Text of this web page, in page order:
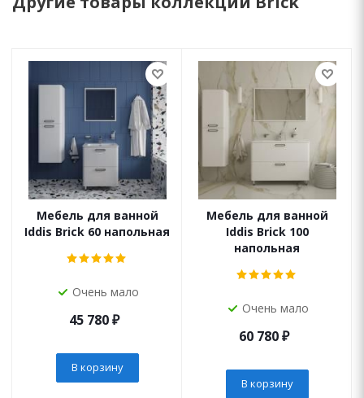
Мебель для ванной
Iddis Brick 60 напольная
Очень мало
45 780₽
В корзину
Мебель для ванной
Iddis Brick 100
напольная
Очень мало
60 780₽
В корзину